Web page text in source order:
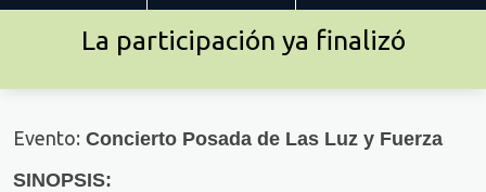
La participación ya finalizó
Evento: Concierto Posada de Las Luz y Fuerza
SINOPSIS: